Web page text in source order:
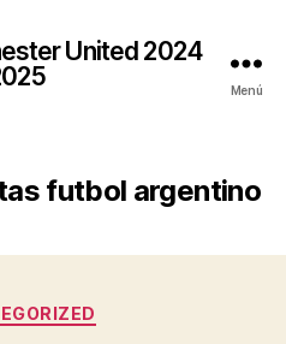
United 2024
Menú
futbol argentino
Categorías